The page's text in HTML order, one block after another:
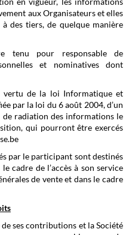
aux Organisateurs et elles
des tiers, de quelque manière
tenu pour responsable de
et nominatives dont
vertu de la loi Informatique et
par la loi du 6 août 2004, d’un
radiation des informations le
qui pourront être exercés
par le participant sont destinés
cadre de l’accès à son service
de vente et dans le cadre
ses contributions et la Société